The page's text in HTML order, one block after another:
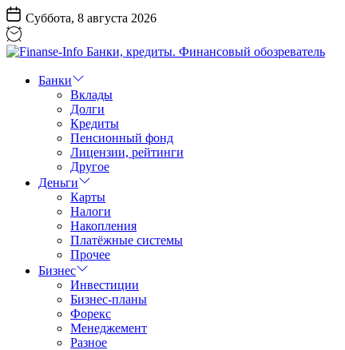
Перейти
к
содержанию
Суббота, 8 августа 2026
Info
Финансовый
обозреватель
Банки
Вклады
Долги
Кредиты
Пенсионный фонд
Лицензии, рейтинги
Другое
Деньги
Карты
Налоги
Накопления
Платёжные системы
Прочее
Бизнес
Инвестиции
Бизнес-планы
Форекс
Менеджемент
Разное